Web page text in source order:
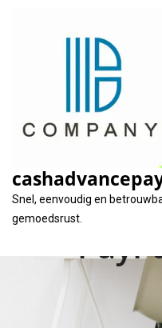
Snel, eenvoudig en
gemoedsrust.
Flexibel
met
de